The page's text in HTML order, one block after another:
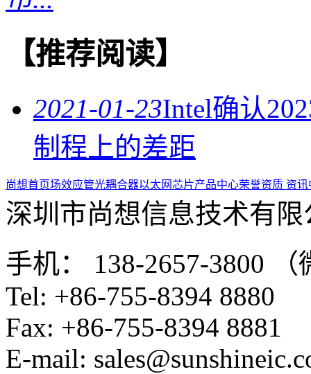
【推荐阅读】
2021-01-23Intel确认
制程上的差距
尚想首页场效应管光耦合器以太网芯片产品中心荣誉资质 资
深圳市尚想信息技术有限
手机： 138-2657-3800
Tel: +86-755-8394 8880
Fax: +86-755-8394 8881
E-mail: